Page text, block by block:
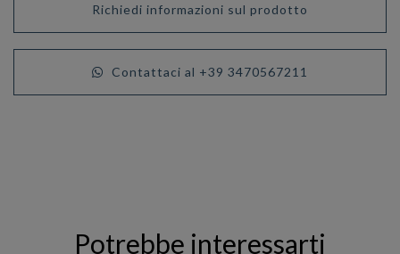
Richiedi informazioni sul prodotto
Contattaci al +39 3470567211
Potrebbe interessarti